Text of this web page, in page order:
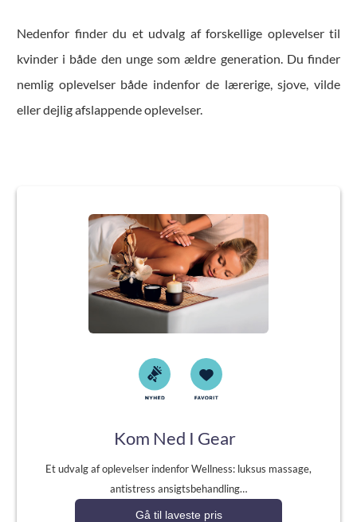
Nedenfor finder du et udvalg af forskellige oplevelser til
kvinder i både den unge som ældre generation. Du finder
nemlig oplevelser både indenfor de lærerige, sjove, vilde
eller dejlig afslappende oplevelser.
Kom Ned I Gear
Et udvalg af oplevelser indenfor Wellness: luksus massage,
antistress ansigtsbehandling…
Gå til laveste pris